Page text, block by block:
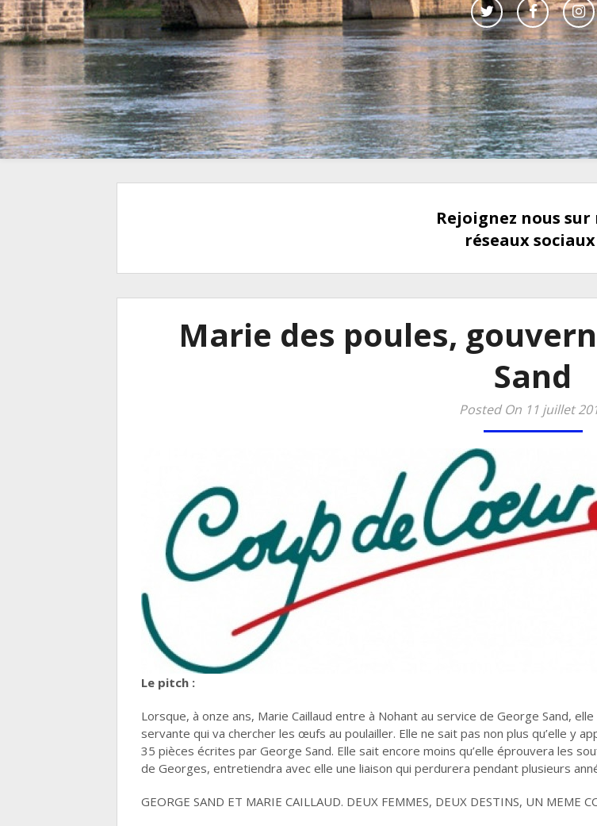
Rejoignez nous sur
réseaux sociaux
Marie des poules,
Sand
Posted On 11 juillet
Le pitch :
Lorsque, à onze ans, Marie Caillaud entre à Nohant au service de George Sand,
servante qui va chercher les œufs au poulailler. Elle ne sait pas non plus qu’elle y
35 pièces écrites par George Sand. Elle sait encore moins qu’elle éprouvera les
de Georges, entretiendra avec elle une liaison qui perdurera pendant plusieurs
GEORGE SAND ET MARIE CAILLAUD. DEUX FEMMES, DEUX DESTINS, UN MEME